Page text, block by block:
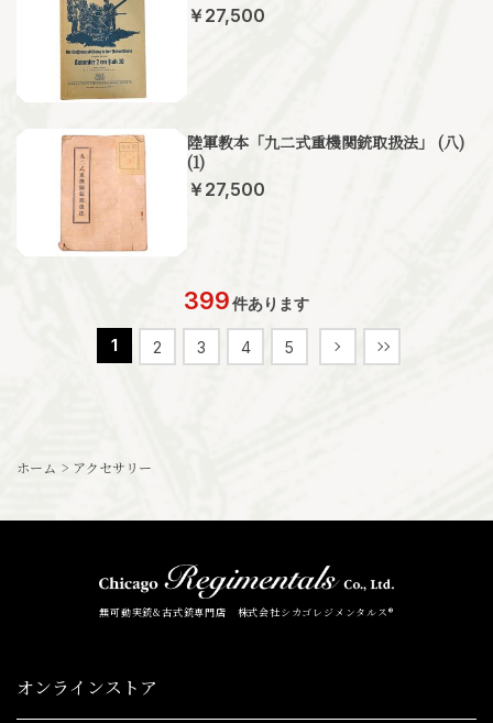
￥27,500
陸軍教本「九二式重機関銃取扱法」 (八)
(1)
￥27,500
399件あります
1 2 3 4 5
ホーム > アクセサリー
無可動実銃&古式銃専門店 株式会社シカゴレジメンタルス®
オンラインストア